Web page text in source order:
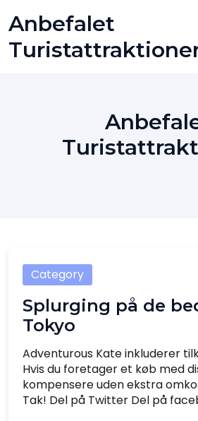
to
content
Anbefalet
Category
Splurging på de
Tokyo
Adventurous Kate inkluderer
Hvis du foretager et køb med
kompensere uden ekstra
Tak! Del på Twitter Del på